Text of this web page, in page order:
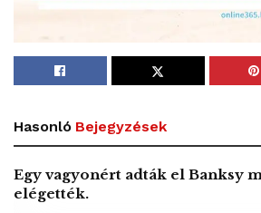
Hasonló Bejegyzések
Egy vagyonért adták el Banksy
elégették.